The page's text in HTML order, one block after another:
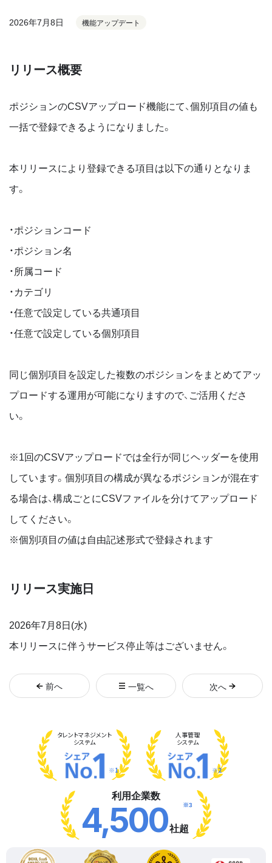
2026年7月8日 機能アップデート
リリース概要
ポジションのCSVアップロード機能にて、個別項目の値も
一括で登録できるようになりました。
本リリースにより登録できる項目は以下の通りとなりま
す。
・ポジションコード
・ポジション名
・所属コード
・カテゴリ
・任意で設定している共通項目
・任意で設定している個別項目
同じ個別項目を設定した複数のポジションをまとめてアッ
プロードする運用が可能になりますので、ご活用くださ
い。
※1回のCSVアップロードでは全行が同じヘッダーを使用
しています。個別項目の構成が異なるポジションが混在す
る場合は、構成ごとにCSVファイルを分けてアップロード
してください。
※個別項目の値は自由記述形式で登録されます
リリース実施日
2026年7月8日(水)
本リリースに伴うサービス停止等はございません。
前へ 一覧へ 次へ
タレントマネジメント
システム
※1
人事管理
システム
※2
利用企業数
4,500社超
※3